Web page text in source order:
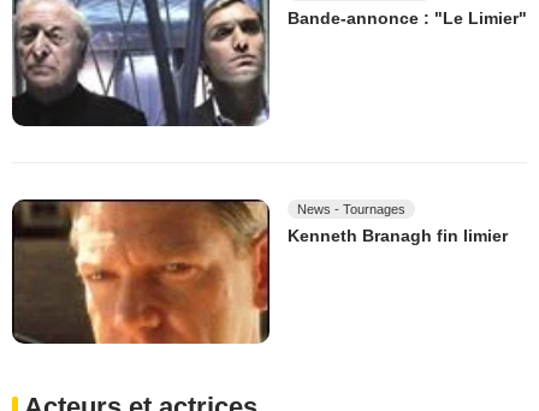
Bande-annonce : "Le Limier"
News - Tournages
Kenneth Branagh fin limier